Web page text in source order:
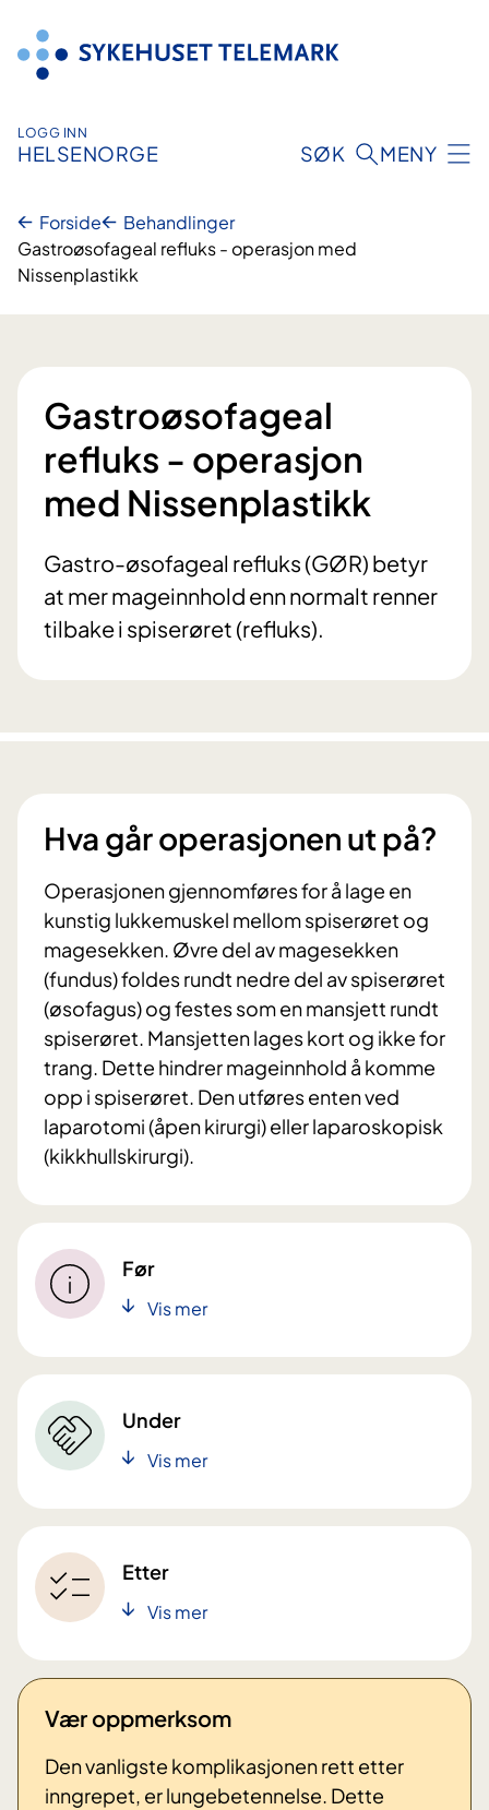
innhold
LOGG INN
HELSENORGE SØK MENY
Forside
Behandlinger
Gastroøsofageal refluks - operasjon med
Nissenplastikk
Gastroøsofageal
refluks - operasjon
med Nissenplastikk
Gastro-øsofageal refluks (GØR) betyr
at mer mageinnhold enn normalt renner
tilbake i spiserøret (refluks).
Hva går operasjonen ut på?
Operasjonen gjennomføres for å lage en
kunstig lukkemuskel mellom spiserøret og
magesekken. Øvre del av magesekken
(fundus) foldes rundt nedre del av spiserøret
(øsofagus) og festes som en mansjett rundt
spiserøret. Mansjetten lages kort og ikke for
trang. Dette hindrer mageinnhold å komme
opp i spiserøret. Den utføres enten ved
laparotomi (åpen kirurgi) eller laparoskopisk
(kikkhullskirurgi).
Før
Vis mer
Under
Vis mer
Etter
Vis mer
Vær oppmerksom
Den vanligste komplikasjonen rett etter
inngrepet, er lungebetennelse. Dette